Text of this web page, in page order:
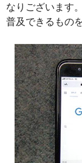
なりございます
普及できるもの